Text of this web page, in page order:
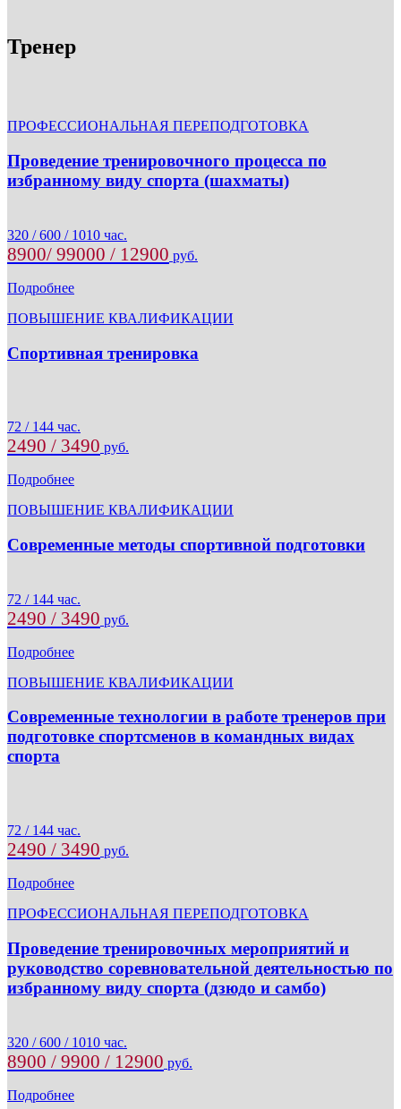
Тренер
ПРОФЕССИОНАЛЬНАЯ ПЕРЕПОДГОТОВКА
Проведение тренировочного процесса по
избранному виду спорта (шахматы)
320 / 600 / 1010 час.
8900/ 99000 / 12900 руб.
Подробнее
ПОВЫШЕНИЕ КВАЛИФИКАЦИИ
Спортивная тренировка
72 / 144 час.
2490 / 3490 руб.
Подробнее
ПОВЫШЕНИЕ КВАЛИФИКАЦИИ
Современные методы спортивной подготовки
72 / 144 час.
2490 / 3490 руб.
Подробнее
ПОВЫШЕНИЕ КВАЛИФИКАЦИИ
Современные технологии в работе тренеров при
подготовке спортсменов в командных видах
спорта
72 / 144 час.
2490 / 3490 руб.
Подробнее
ПРОФЕССИОНАЛЬНАЯ ПЕРЕПОДГОТОВКА
Проведение тренировочных мероприятий и
руководство соревновательной деятельностью по
избранному виду спорта (дзюдо и самбо)
320 / 600 / 1010 час.
8900 / 9900 / 12900 руб.
Подробнее